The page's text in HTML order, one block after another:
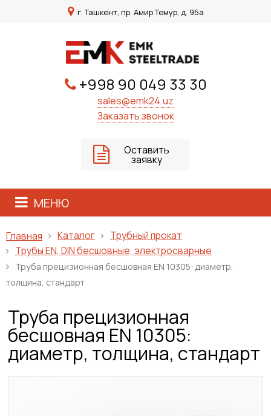
г. Ташкент, пр. Амир Темур, д. 95а
+998 90 049 33 30
sales@emk24.uz
Заказать звонок
Оставить
заявку
МЕНЮ
Главная Каталог
Трубный прокат
Трубы EN, DIN бесшовные, электросварные
Труба прецизионная бесшовная EN 10305: диаметр,
толщина, стандарт
Труба прецизионная
бесшовная EN 10305:
диаметр, толщина, стандарт